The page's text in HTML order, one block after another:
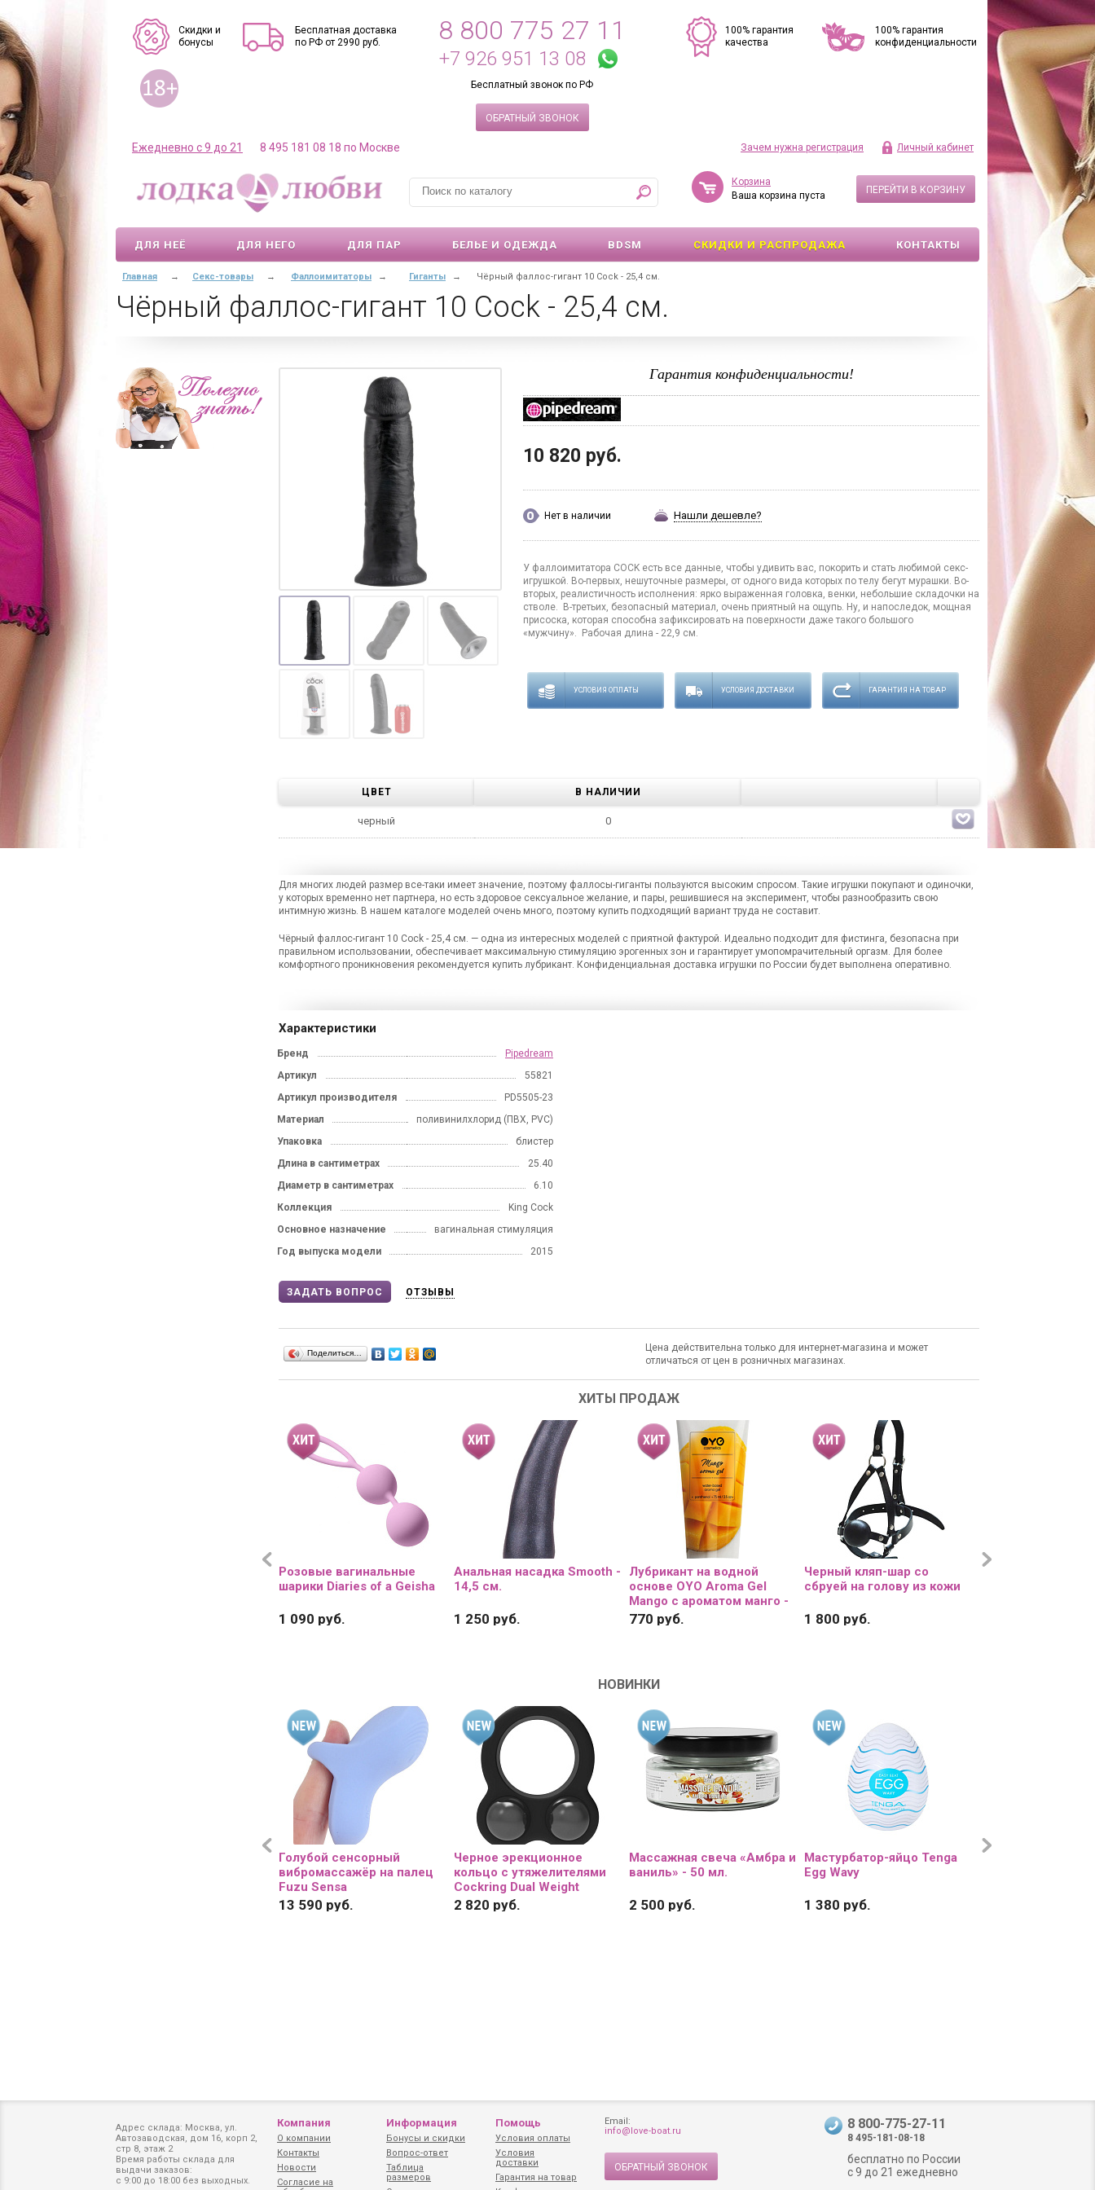
Скидки и
бонусы
Бесплатная доставка
по РФ от 2990 руб.
8 800 775 27 11
+7 926 951 13 08
Бесплатный звонок по РФ
ОБРАТНЫЙ ЗВОНОК
100% гарантия
качества
100% гарантия
конфиденциальности
Зачем нужна регистрация Личный кабинет
Ежедневно с 9 до 21 8 495 181 08 18 по Москве
Корзина
Ваша корзина пуста
ПЕРЕЙТИ В КОРЗИНУ
ДЛЯ НЕЁ ДЛЯ НЕГО ДЛЯ ПАР БЕЛЬЕ И ОДЕЖДА BDSM СКИДКИ И РАСПРОДАЖА КОНТАКТЫ
Главная → Секс-товары → Фаллоимитаторы → Гиганты → Чёрный фаллос-гигант 10 Cock - 25,4 см.
Чёрный фаллос-гигант 10 Cock - 25,4 см.
Гарантия конфиденциальности!
10 820 руб.
Нет в наличии Нашли дешевле?
У фаллоимитатора COCK есть все данные, чтобы удивить вас, покорить и стать любимой секс-
игрушкой. Во-первых, нешуточные размеры, от одного вида которых по телу бегут мурашки. Во-
вторых, реалистичность исполнения: ярко выраженная головка, венки, небольшие складочки на
стволе. В-третьих, безопасный материал, очень приятный на ощупь. Ну, и напоследок, мощная
присоска, которая способна зафиксировать на поверхности даже такого большого
«мужчину». Рабочая длина - 22,9 см.
УСЛОВИЯ ОПЛАТЫ УСЛОВИЯ ДОСТАВКИ ГАРАНТИЯ НА ТОВАР
ЦВЕТ В НАЛИЧИИ
черный 0
Для многих людей размер все-таки имеет значение, поэтому фаллосы-гиганты пользуются высоким спросом. Такие игрушки покупают и одиночки,
у которых временно нет партнера, но есть здоровое сексуальное желание, и пары, решившиеся на эксперимент, чтобы разнообразить свою
интимную жизнь. В нашем каталоге моделей очень много, поэтому купить подходящий вариант труда не составит.
Чёрный фаллос-гигант 10 Cock - 25,4 см. — одна из интересных моделей с приятной фактурой. Идеально подходит для фистинга, безопасна при
правильном использовании, обеспечивает максимальную стимуляцию эрогенных зон и гарантирует умопомрачительный оргазм. Для более
комфортного проникновения рекомендуется купить лубрикант. Конфиденциальная доставка игрушки по России будет выполнена оперативно.
Характеристики
Бренд
Pipedream
Артикул
55821
Артикул производителя
PD5505-23
Материал
поливинилхлорид (ПВХ, PVC)
Упаковка
блистер
Длина в сантиметрах
25.40
Диаметр в сантиметрах
6.10
Коллекция
King Cock
Основное назначение
вагинальная стимуляция
Год выпуска модели
2015
ЗАДАТЬ ВОПРОС ОТЗЫВЫ
Поделиться…
Цена действительна только для интернет-магазина и может
отличаться от цен в розничных магазинах.
ХИТЫ ПРОДАЖ
Розовые вагинальные
шарики Diaries of a Geisha
1 090 руб.
Анальная насадка Smooth -
14,5 см.
1 250 руб.
Лубрикант на водной
основе OYO Aroma Gel
Mango с ароматом манго -
75 мл.
770 руб.
Черный кляп-шар со
сбруей на голову из кожи
1 800 руб.
Массажное масло
НОВИНКИ
Голубой сенсорный
вибромассажёр на палец
Fuzu Sensa
13 590 руб.
Черное эрекционное
кольцо с утяжелителями
Cockring Dual Weight
2 820 руб.
Массажная свеча «Амбра и
ваниль» - 50 мл.
2 500 руб.
Мастурбатор-яйцо Tenga
Egg Wavy
1 380 руб.
Цветное
Адрес склада: Москва, ул.
Автозаводская, дом 16, корп 2,
стр 8, этаж 2
Время работы склада для
выдачи заказов:
с 9:00 до 18:00 без выходных.
Компания
О компании
Контакты
Новости
Согласие на
Информация
Бонусы и скидки
Вопрос-ответ
Таблица
размеров
Помощь
Условия оплаты
Условия
доставки
Гарантия на товар
Email:
info@love-boat.ru
ОБРАТНЫЙ ЗВОНОК
8 800-775-27-11
8 495-181-08-18
бесплатно по России
с 9 до 21 ежедневно
Хотите получить скидку 10%
на первый заказ и быть в курсе
Подпишитесь на рассылку,
Нажимая на кнопку "Получить промокод", вы соглашаетесь с
действующей на сайте
Политикой обработки персональных
данных